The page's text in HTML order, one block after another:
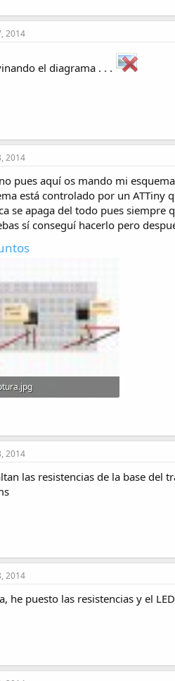
2014
el diagrama . . .
2014
pues aquí os mando mi
está controlado por un ATTiny
se apaga del todo pues siempre
sí conseguí hacerlo pero
2014
las resistencias de la base del
2014
he puesto las resistencias y el